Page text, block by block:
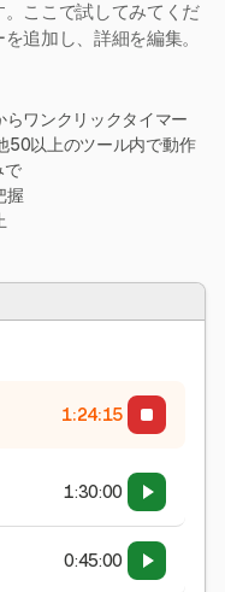
ここで試してみてくだ
追加し、詳細を編集。
ワンクリックタイマー
50以上のツール内で動作
で
握
1:24:15
1:30:00
0:45:00